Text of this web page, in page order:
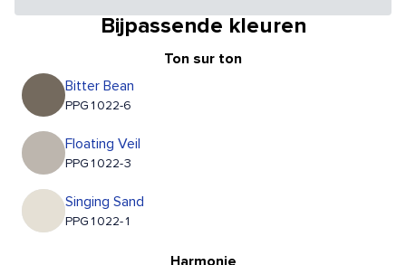
Bijpassende kleuren
Ton sur ton
Bitter Bean
PPG1022-6
Floating Veil
PPG1022-3
Singing Sand
PPG1022-1
Harmonie